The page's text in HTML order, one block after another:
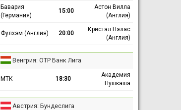
Бавария
(Германия)
15:00
Астон Вилла
(Англия)
Фулхэм (Англия) 20:00
Кристал Пэлас
(Англия)
Венгрия: ОТР Банк Лига
МТК 18:30
Академия
Пушкаша
Австрия: Бундеслига